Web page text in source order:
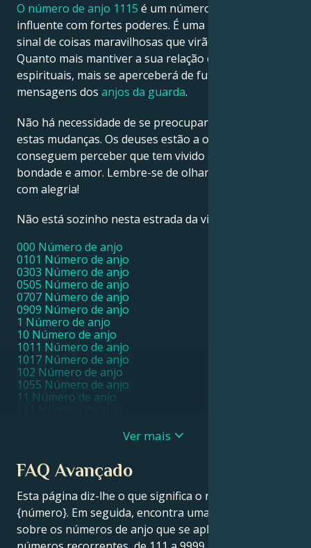
O número de anjo 1115 é um número de anjo
influente com fortes poderes. É uma indicação, um
sinal de coisas maravilhosas que virão no futuro.
Quanto mais mantiver a sua relação com os seres
espirituais, mais se aperceberá de futuros milagres e
mensagens dos anjos da guarda.
Não há necessidade de se preocupar com todas
estas mudanças. Os deuses estão a olhar por si e
conseguem perceber que tem vivido a sua vida com
bondade e amor. Lembre-se de olhar para a frente
com alegria!
Não está sozinho nesta estrada da vida.
000 Número de anjo
0101 Número de anjo
0303 Número de anjo
0505 Número de anjo
0707 Número de anjo
0909 Número de anjo
1 Número de anjo
10 Número de anjo
1011 Número de anjo
1017 Número de anjo
102 Número de anjo
1055 Número de anjo
11 Número de anjo
11111 Número de anjo
1117 Número de anjo
1119 Número de anjo
112 Número de anjo
115 Número de anjo
116 Número de anjo
119 Número de anjo
12 Número de anjo
Ver mais
FAQ Avançado
Esta página diz-lhe o que significa o número de anjo
{número}. Em seguida, encontra uma FAQ geral
sobre os números de anjo que se aplica a todos os